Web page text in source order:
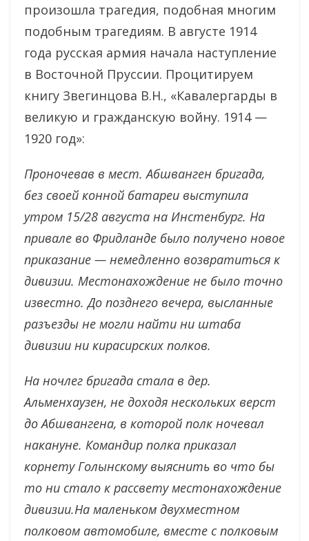
произошла трагедия, подобная многим
подобным трагедиям. В августе 1914
года русская армия начала наступление
в Восточной Пруссии. Процитируем
книгу Звегинцова В.Н., «Кавалергарды в
великую и гражданскую войну. 1914 —
1920 год»:
Проночевав в мест. Абшванген бригада,
без своей конной батареи выступила
утром 15/28 августа на Инстенбург. На
привале во Фридланде было получено новое
приказание — немедленно возвратиться к
дивизии. Местонахождение не было точно
известно. До позднего вечера, высланные
разъезды не могли найти ни штаба
дивизии ни кирасирских полков.
На ночлег бригада стала в дер.
Альменхаузен, не доходя нескольких верст
до Абшвангена, в которой полк ночевал
накануне. Командир полка приказал
корнету Голынскому выяснить во что бы
то ни стало к рассвету местонахождение
дивизии.На маленьком двухместном
полковом автомобиле, вместе с полковым